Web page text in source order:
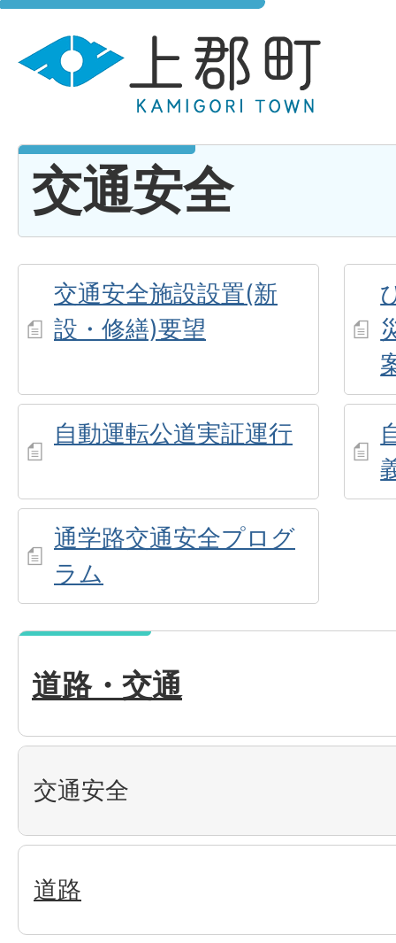
交通安全
交通安全施設設置(新
設・修繕)要望
自動運転公道実証運行
通学路交通安全プログ
ラム
道路・交通
交通安全
道路